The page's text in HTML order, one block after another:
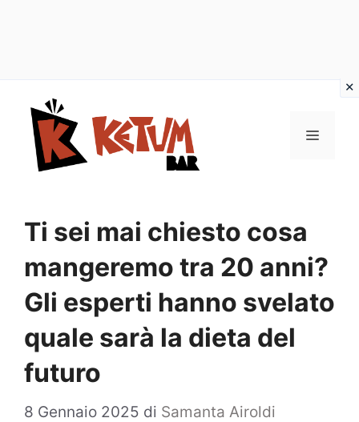
contenuto
Menu
Ti sei mai chiesto cosa
mangeremo tra 20 anni?
Gli esperti hanno svelato
quale sarà la dieta del
futuro
8 Gennaio 2025 di Samanta Airoldi